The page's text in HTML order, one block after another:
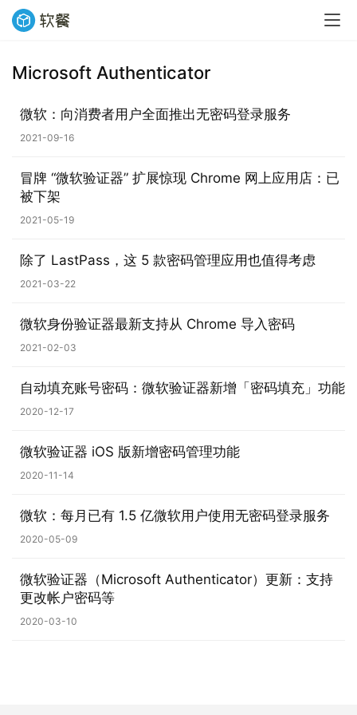
业
界
W
n
1
软
件
安
卓
苹
果
Microsoft Authenticator
微软：向消费者用户全面推出无密码登录服务
2021-09-16
冒牌 “微软验证器” 扩展惊现 Chrome 网上应用店：已
被下架
2021-05-19
除了 LastPass，这 5 款密码管理应用也值得考虑
2021-03-22
微软身份验证器最新支持从 Chrome 导入密码
2021-02-03
自动填充账号密码：微软验证器新增「密码填充」功能
2020-12-17
微软验证器 iOS 版新增密码管理功能
2020-11-14
微软：每月已有 1.5 亿微软用户使用无密码登录服务
2020-05-09
微软验证器（Microsoft Authenticator）更新：支持
更改帐户密码等
2020-03-10